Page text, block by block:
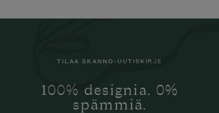
TILAA SKANNO-UUTISKIRJE
100% designia. 0%
spämmiä.